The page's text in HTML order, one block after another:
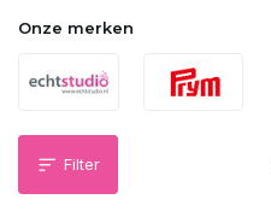
Onze merken
Filter